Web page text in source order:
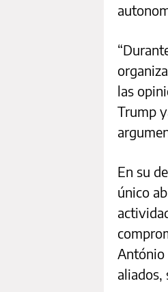
las
Trump
En su
único
António
aliados,